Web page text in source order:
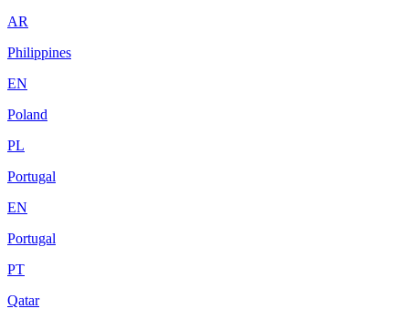
AR
Philippines
EN
Poland
PL
Portugal
EN
Portugal
PT
Qatar